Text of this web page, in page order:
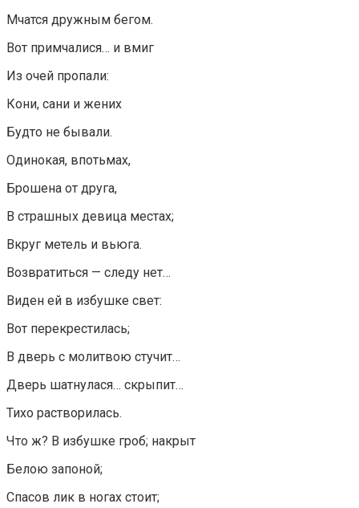
Мчатся дружным бегом.
Вот примчалися… и вмиг
Из очей пропали:
Кони, сани и жених
Будто не бывали.
Одинокая, впотьмах,
Брошена от друга,
В страшных девица местах;
Вкруг метель и вьюга.
Возвратиться — следу нет…
Виден ей в избушке свет:
Вот перекрестилась;
В дверь с молитвою стучит…
Дверь шатнулася… скрыпит…
Тихо растворилась.
Что ж? В избушке гроб; накрыт
Белою запоной;
Спасов лик в ногах стоит;